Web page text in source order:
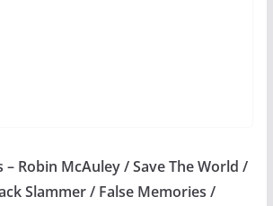
– Robin McAuley / Save The World /
Slammer / False Memories /